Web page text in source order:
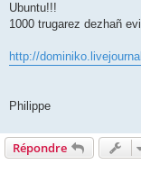
a
g
Ubuntu!!!
1000 trugarez dezhañ
http://
Philippe
Répondre